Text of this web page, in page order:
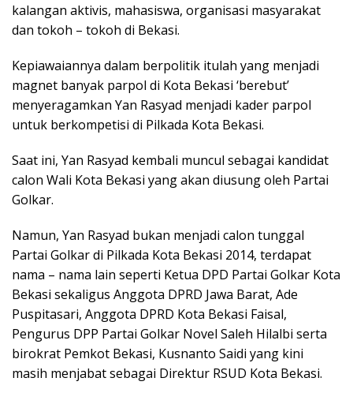
kalangan aktivis, mahasiswa, organisasi masyarakat
dan tokoh – tokoh di Bekasi.
Kepiawaiannya dalam berpolitik itulah yang menjadi
magnet banyak parpol di Kota Bekasi ‘berebut’
menyeragamkan Yan Rasyad menjadi kader parpol
untuk berkompetisi di Pilkada Kota Bekasi.
Saat ini, Yan Rasyad kembali muncul sebagai kandidat
calon Wali Kota Bekasi yang akan diusung oleh Partai
Golkar.
Namun, Yan Rasyad bukan menjadi calon tunggal
Partai Golkar di Pilkada Kota Bekasi 2014, terdapat
nama – nama lain seperti Ketua DPD Partai Golkar Kota
Bekasi sekaligus Anggota DPRD Jawa Barat, Ade
Puspitasari, Anggota DPRD Kota Bekasi Faisal,
Pengurus DPP Partai Golkar Novel Saleh Hilalbi serta
birokrat Pemkot Bekasi, Kusnanto Saidi yang kini
masih menjabat sebagai Direktur RSUD Kota Bekasi.